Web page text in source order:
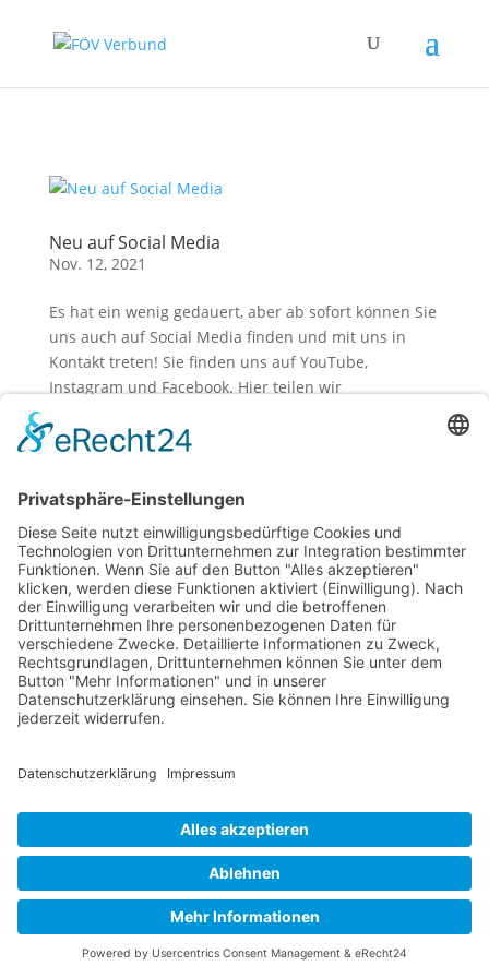
Neu auf Social Media
Nov. 12, 2021
Es hat ein wenig gedauert, aber ab sofort können Sie
uns auch auf Social Media finden und mit uns in
Kontakt treten! Sie finden uns auf YouTube,
Instagram und Facebook. Hier teilen wir
Angebote für Pflegende und Angehörige...
Buy now